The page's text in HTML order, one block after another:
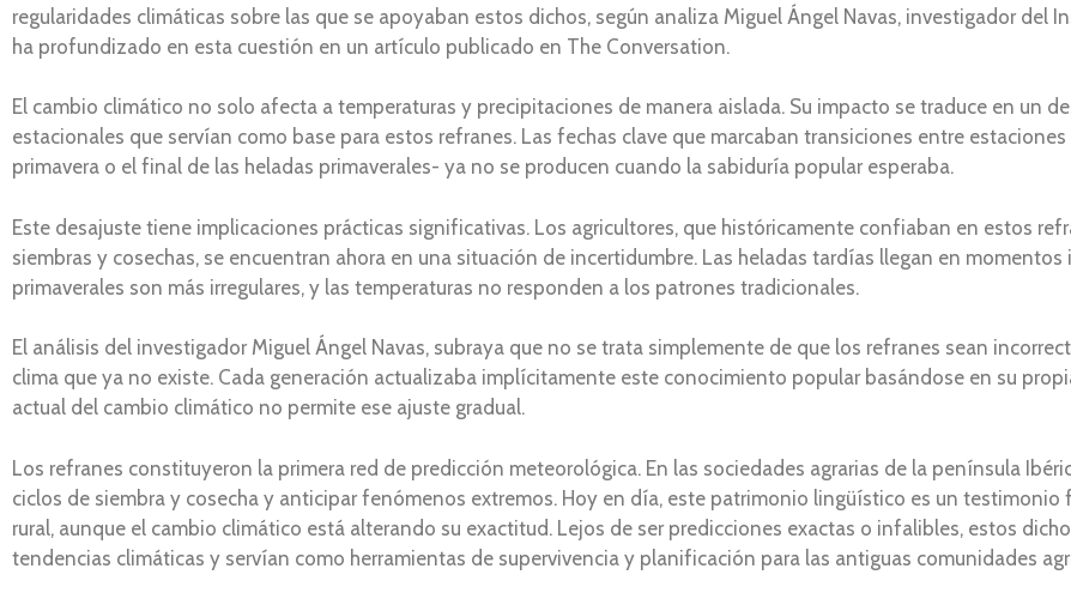
regularidades climáticas sobre las que se apoyaban estos dichos, según analiza Miguel Ángel Navas, investigador del
ha profundizado en esta cuestión en un artículo publicado en The Conversation.
El cambio climático no solo afecta a temperaturas y precipitaciones de manera aislada. Su impacto se traduce en un
estacionales que servían como base para estos refranes. Las fechas clave que marcaban transiciones entre
primavera o el final de las heladas primaverales- ya no se producen cuando la sabiduría popular esperaba.
Este desajuste tiene implicaciones prácticas significativas. Los agricultores, que históricamente confiaban en estos
siembras y cosechas, se encuentran ahora en una situación de incertidumbre. Las heladas tardías llegan en momentos
primaverales son más irregulares, y las temperaturas no responden a los patrones tradicionales.
El análisis del investigador Miguel Ángel Navas, subraya que no se trata simplemente de que los refranes sean
clima que ya no existe. Cada generación actualizaba implícitamente este conocimiento popular basándose en su
actual del cambio climático no permite ese ajuste gradual.
Los refranes constituyeron la primera red de predicción meteorológica. En las sociedades agrarias de la península
ciclos de siembra y cosecha y anticipar fenómenos extremos. Hoy en día, este patrimonio lingüístico es un
rural, aunque el cambio climático está alterando su exactitud. Lejos de ser predicciones exactas o infalibles, estos
tendencias climáticas y servían como herramientas de supervivencia y planificación para las antiguas comunidades